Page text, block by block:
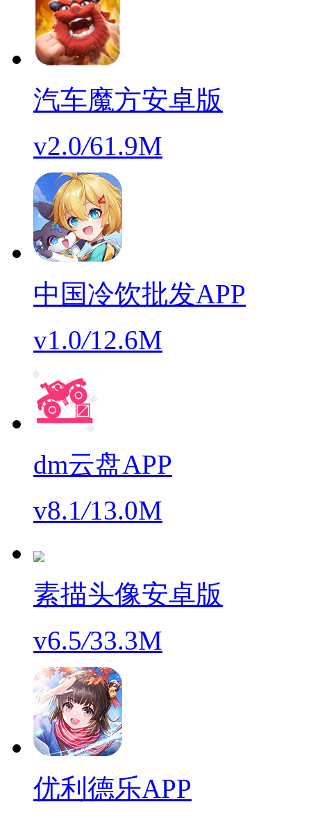
汽车魔方安卓版
v2.0/61.9M
中国冷饮批发APP
v1.0/12.6M
dm云盘APP
v8.1/13.0M
素描头像安卓版
v6.5/33.3M
优利德乐APP